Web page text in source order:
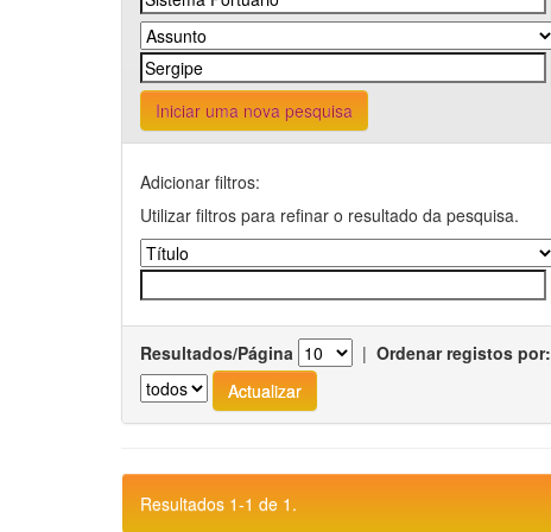
Iniciar uma nova pesquisa
Adicionar filtros:
Utilizar filtros para refinar o resultado da pesquisa.
Resultados/Página | Ordenar registos por:
Resultados 1-1 de 1.